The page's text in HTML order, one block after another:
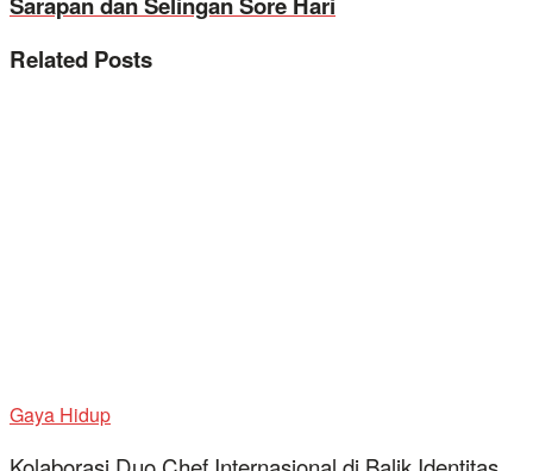
Related Posts
Gaya Hidup